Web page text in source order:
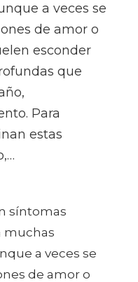
a veces se
de amor o
esconder
que
Para
estas
síntomas
muchas
a veces se
de amor o